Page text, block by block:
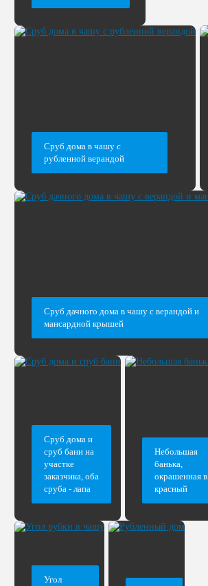
Сруб дома в чашу с
рубленной верандой
Сруб дачного дома в чашу с верандой и
мансардной крышей
Сруб дома и
сруб бани на
участке
заказчика, оба
сруба - лапа
Небольшая
банька,
окрашенная в
красный
Угол